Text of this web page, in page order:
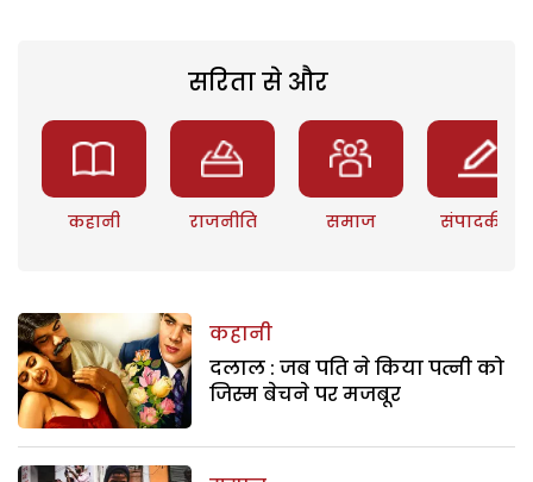
सरिता से और
कहानी राजनीति समाज संपादकीय
कहानी
दलाल : जब पति ने किया पत्नी को
जिस्म बेचने पर मजबूर